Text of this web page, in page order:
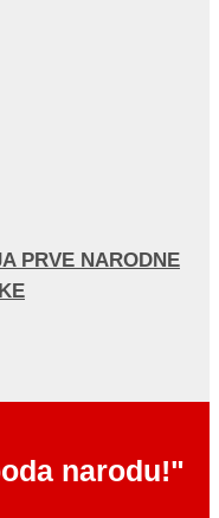
PRVE NARODNE
narodu!"